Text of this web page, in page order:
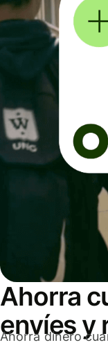
Ahorra
envíes y
Ahorra dinero